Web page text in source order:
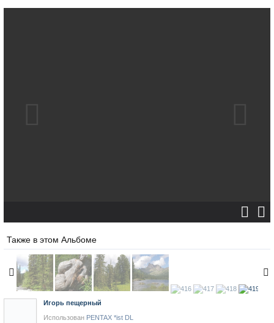
Также в этом Альбоме
Игорь пещерный
Использован PENTAX *ist DL